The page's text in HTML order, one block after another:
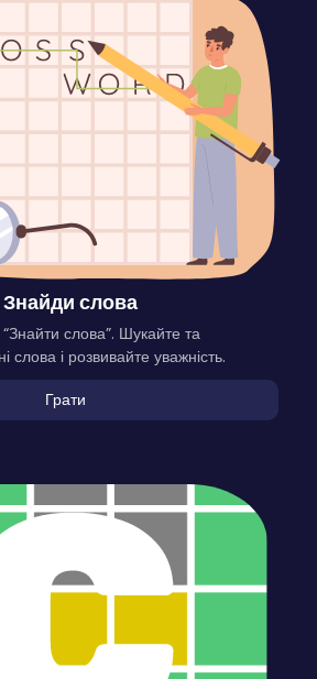
Знайди слова
слова”. Шукайте та
слова і розвивайте уважність.
Грати